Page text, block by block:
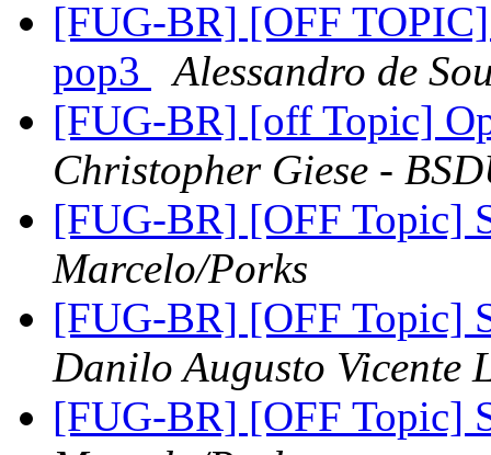
[FUG-BR] [OFF
pop3
Alessandro de
[FUG-BR] [off Topic]
Christopher Giese -
[FUG-BR] [OFF Topic]
Marcelo/Porks
[FUG-BR] [OFF Topic]
Danilo Augusto Vicente
[FUG-BR] [OFF Topic]